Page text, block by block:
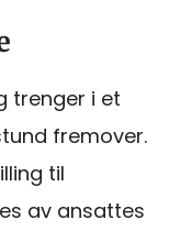
trenger i et
fremover.
til
av ansattes